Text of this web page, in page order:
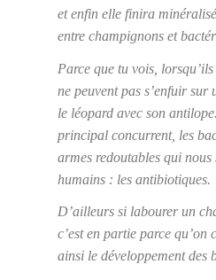
et enfin elle fini­ra
entre cham­pi­gnons et
Parce que tu vois,
ne peuvent pas s’en­fuir
le léo­pard avec son
prin­ci­pal concur­rent, les
armes redou­tables qui
humains : les anti­bio­tiques.
D’ailleurs si labou­rer un
c’est en par­tie parce
ain­si le déve­lop­pe­ment des